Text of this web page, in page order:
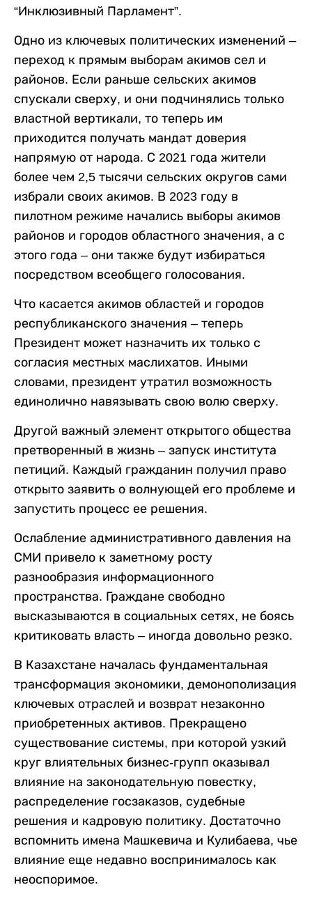
“Инклюзивный Парламент”.
Одно из ключевых политических изменений –
переход к прямым выборам акимов сел и
районов. Если раньше сельских акимов
спускали сверху, и они подчинялись только
властной вертикали, то теперь им
приходится получать мандат доверия
напрямую от народа. С 2021 года жители
более чем 2,5 тысячи сельских округов сами
избрали своих акимов. В 2023 году в
пилотном режиме начались выборы акимов
районов и городов областного значения, а с
этого года – они также будут избираться
посредством всеобщего голосования.
Что касается акимов областей и городов
республиканского значения – теперь
Президент может назначить их только с
согласия местных маслихатов. Иными
словами, президент утратил возможность
единолично навязывать свою волю сверху.
Другой важный элемент открытого общества
претворенный в жизнь – запуск института
петиций. Каждый гражданин получил право
открыто заявить о волнующей его проблеме и
запустить процесс ее решения.
Ослабление административного давления на
СМИ привело к заметному росту
разнообразия информационного
пространства. Граждане свободно
высказываются в социальных сетях, не боясь
критиковать власть – иногда довольно резко.
В Казахстане началась фундаментальная
трансформация экономики, демонополизация
ключевых отраслей и возврат незаконно
приобретенных активов. Прекращено
существование системы, при которой узкий
круг влиятельных бизнес-групп оказывал
влияние на законодательную повестку,
распределение госзаказов, судебные
решения и кадровую политику. Достаточно
вспомнить имена Машкевича и Кулибаева, чье
влияние еще недавно воспринималось как
неоспоримое.